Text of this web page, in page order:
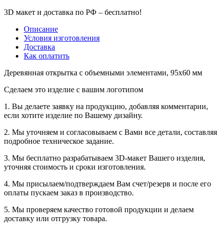
3D макет и доставка по РФ – бесплатно!
Описание
Условия изготовления
Доставка
Как оплатить
Деревянная открытка с объемными элементами, 95х60 мм
Сделаем это изделие с вашим логотипом
1. Вы делаете заявку на продукцию, добавляя комментарии,
если хотите изделие по Вашему дизайну.
2. Мы уточняем и согласовываем с Вами все детали, составляя
подробное техническое задание.
3. Мы бесплатно разрабатываем 3D-макет Вашего изделия,
уточняя стоимость и сроки изготовления.
4. Мы присылаем/подтверждаем Вам счет/резерв и после его
оплаты пускаем заказ в производство.
5. Мы проверяем качество готовой продукции и делаем
доставку или отгрузку товара.